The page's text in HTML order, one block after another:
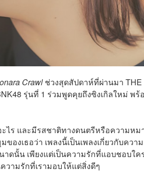
Crawl ช่วงสุดสัปดาห์ที่ผ่านมา THE
รุ่นที่ 1 ร่วมพูดคุยถึงซิงเกิลใหม่ พร้
ะไร และมีรสชาติทางดนตรีหรือความหม
องเธอว่า เพลงนี้เป็นเพลงเกี่ยวกับควา
ดนั้น เพียงแต่เป็นความรักที่แอบชอบใค
วามรักที่เรามอบให้แต่สิ่งดีๆ